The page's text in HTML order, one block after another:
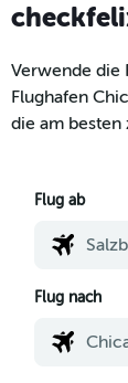
Verwende die
Flughafen
die am besten
Flug ab
Flug nach